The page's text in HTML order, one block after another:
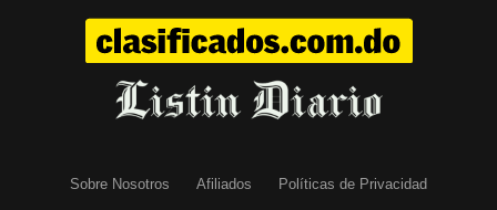
Sobre Nosotros Afiliados Políticas de Privacidad